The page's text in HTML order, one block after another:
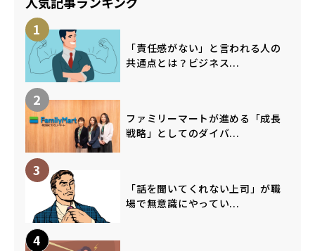
1
「責任感がない」と言われる人の
共通点とは？ビジネス...
2
ファミリーマートが進める「成長
戦略」としてのダイバ...
3
「話を聞いてくれない上司」が職
場で無意識にやってい...
4